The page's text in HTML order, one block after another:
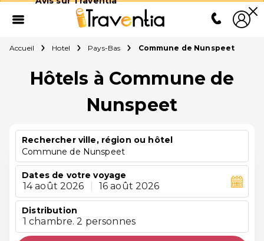
Accueil Hotel Pays-Bas Commune de Nunspeet
Hôtels à Commune de
Nunspeet
Rechercher ville, région ou hôtel
Commune de Nunspeet
Dates de votre voyage
14 août 2026 16 août 2026
Distribution
1 chambre. 2 personnes